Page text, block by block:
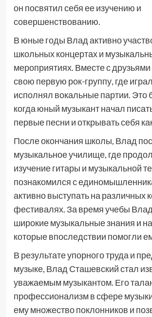
он посвятил себя ее изучению и
совершенствованию.
В юные годы Влад активно
школьных концертах и
мероприятиях. Вместе с
свою первую рок-группу, где
исполнял вокальные партии. Это
когда юный музыкант начал
первые песни и открывать себя
После окончания школы, Влад
музыкальное училище, где
изучение гитары и музыкальной
познакомился с
активно выступать на различных
фестивалях. За время учебы
широкие музыкальные знания и
которые впоследствии помогли
В результате упорного труда и
музыке, Влад Сташевский стал
уважаемым музыкантом. Его
профессионализм в сфере
ему множество поклонников и